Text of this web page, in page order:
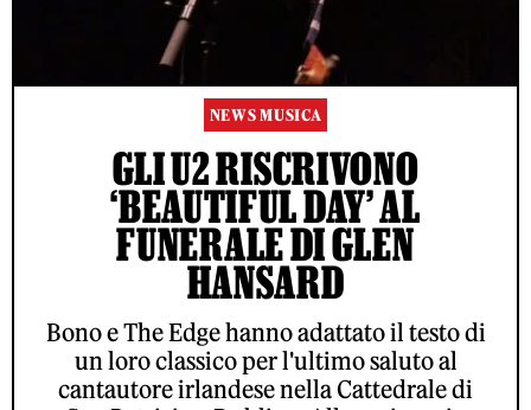
NEWS MUSICA
GLI U2 RISCRIVONO
‘BEAUTIFUL DAY’ AL
FUNERALE DI GLEN
HANSARD
Bono e The Edge hanno adattato il testo di
un loro classico per l'ultimo saluto al
cantautore irlandese nella Cattedrale di